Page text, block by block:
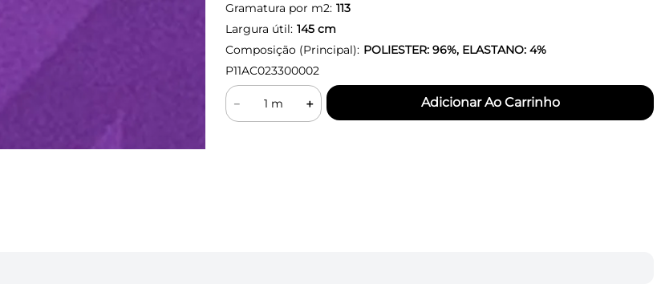
Gramatura por m2: 113
Largura útil: 145cm
Composição (Principal): POLIESTER: 96%, ELASTANO: 4%
P11AC023300002
＋
－